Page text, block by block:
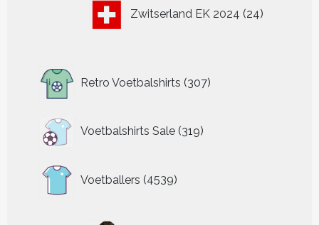
Zwitserland EK 2024 24
producten
Retro Voetbalshirts 307
producten
Voetbalshirts Sale 319
319
Voetballers 4539
producten